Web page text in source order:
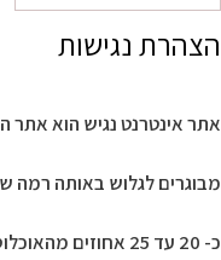
הצהרת נגישות
אתר אינטרנט נגיש הוא
מבוגרים לגלוש באותה רמה
כ- 20 עד 25